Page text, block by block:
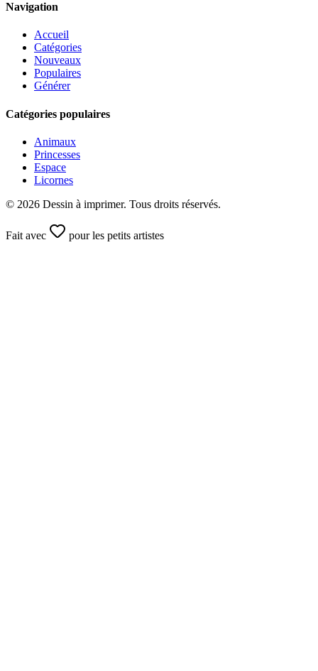
Navigation
Accueil
Catégories
Nouveaux
Populaires
Générer
Catégories populaires
Animaux
Princesses
Espace
Licornes
© 2026 Dessin à imprimer. Tous droits réservés.
Fait avec pour les petits artistes